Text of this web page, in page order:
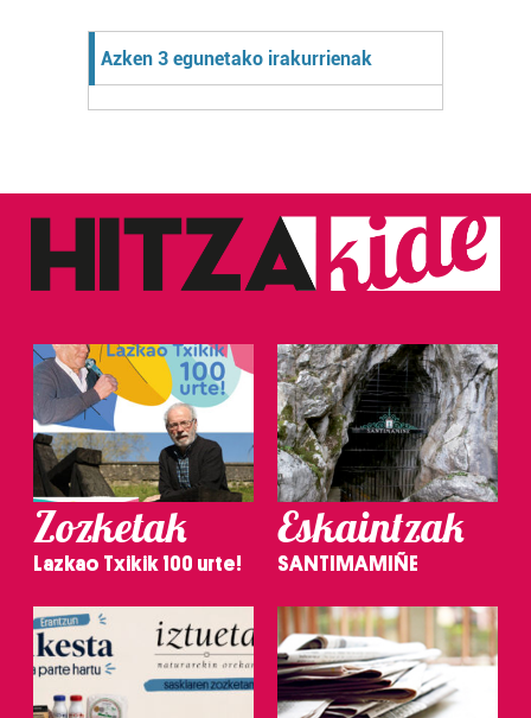
Azken 3 egunetako irakurrienak
Zozketak
Lazkao Txikik 100 urte!
Eskaintzak
SANTIMAMIÑE